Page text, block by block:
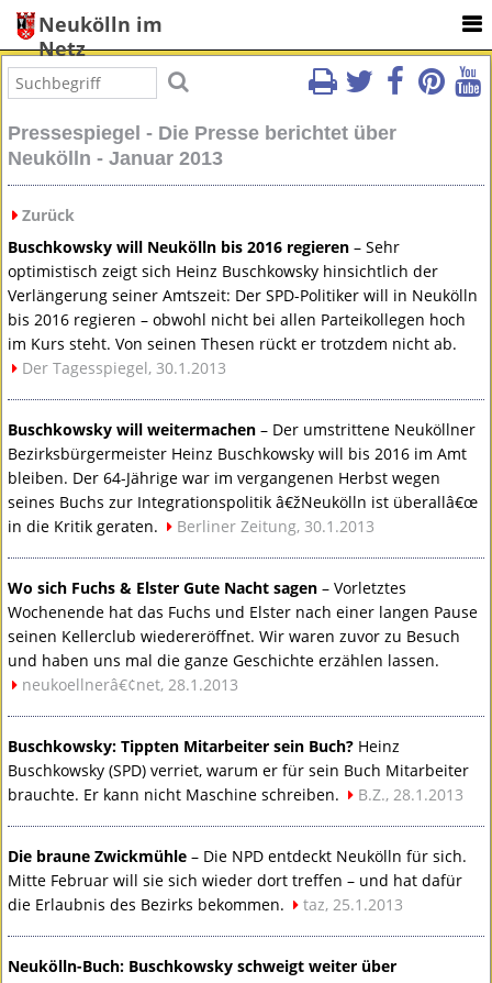
Neukölln im
Netz
Pressespiegel - Die Presse berichtet über
Neukölln - Januar 2013
Zurück
Buschkowsky will Neukölln bis 2016 regieren – Sehr
optimistisch zeigt sich Heinz Buschkowsky hinsichtlich der
Verlängerung seiner Amtszeit: DerSPD-Politiker will in Neukölln
bis 2016 regieren – obwohl nicht bei allen Parteikollegen hoch
im Kurs steht. Von seinen Thesen rückt er trotzdem nicht ab.
Der Tagesspiegel, 30.1.2013
Buschkowsky will weitermachen – Der umstrittene Neuköllner
Bezirksbürgermeister Heinz Buschkowsky will bis 2016 im Amt
bleiben. Der 64-Jährige war im vergangenen Herbst wegen
seines Buchs zur Integrationspolitik â€žNeukölln ist überallâ€œ
in die Kritik geraten.
Berliner Zeitung, 30.1.2013
Wo sich Fuchs & Elster Gute Nacht sagen – Vorletztes
Wochenende hat das Fuchs und Elster nach einer langen Pause
seinen Kellerclub wiedereröffnet. Wir waren zuvor zu Besuch
und haben uns mal die ganze Geschichte erzählen lassen.
neukoellnerâ€¢net, 28.1.2013
Buschkowsky: Tippten Mitarbeiter sein Buch? Heinz
Buschkowsky (SPD) verriet, warum er für sein Buch Mitarbeiter
brauchte. Er kann nicht Maschine schreiben.
B.Z., 28.1.2013
Die braune Zwickmühle – Die NPD entdeckt Neukölln für sich.
Mitte Februar will sie sich wieder dort treffen – und hat dafür
die Erlaubnis des Bezirks bekommen.
taz, 25.1.2013
Neukölln-Buch: Buschkowsky schweigt weiter über